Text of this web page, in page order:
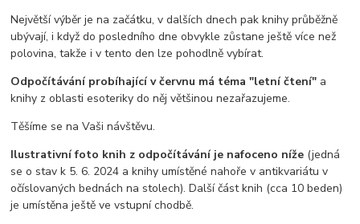
Největší výběr je na začátku, v dalších dnech pak knihy průběžně
ubývají, i když do posledního dne obvykle zůstane ještě více než
polovina, takže i v tento den lze pohodlně vybírat.
Odpočítávání probíhající v červnu má téma "letní čtení" a
knihy z oblasti esoteriky do něj většinou nezařazujeme.
Těšíme se na Vaši návštěvu.
Ilustrativní foto knih z odpočítávání je nafoceno níže (jedná
se o stav k 5. 6. 2024 a knihy umístěné nahoře v antikvariátu v
očíslovaných bednách na stolech). Další část knih (cca 10 beden)
je umístěna ještě ve vstupní chodbě.